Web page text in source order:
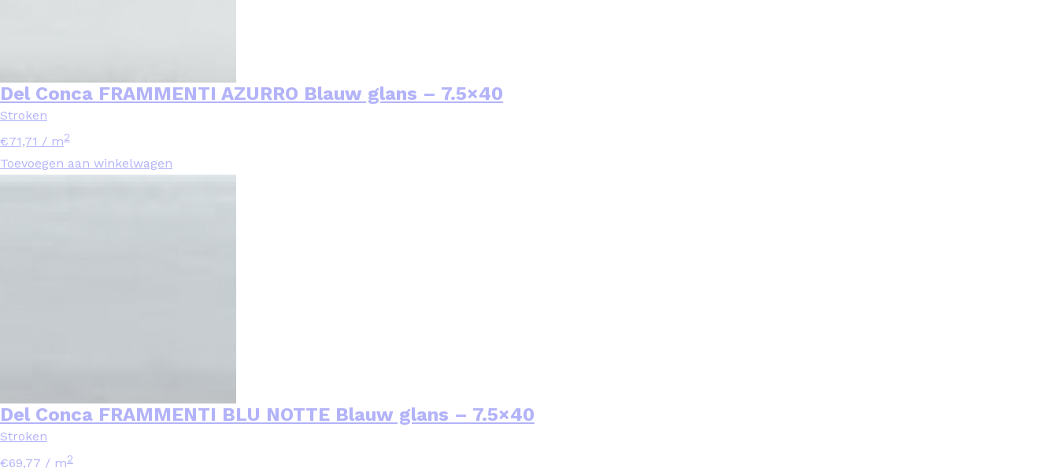
Del Conca FRAMMENTI AZURRO Blauw glans – 7.5×40
Stroken
€71,71 / m2
Toevoegen aan winkelwagen
Del Conca FRAMMENTI BLU NOTTE Blauw glans – 7.5×40
Stroken
€69,77 / m2